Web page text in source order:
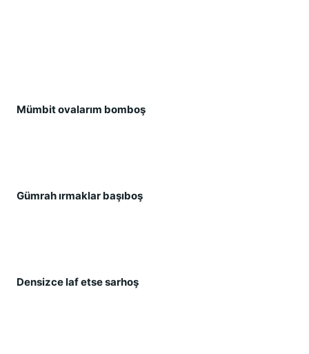
Mümbit ovalarım bomboş
Gümrah ırmaklar başıboş
Densizce laf etse sarhoş